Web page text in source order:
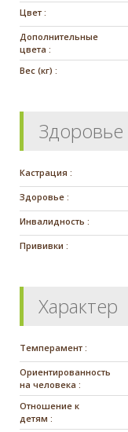
Цвет :
Дополнительные
цвета :
Вес (кг) :
Здоровье
Кастрация :
Здоровье :
Инвалидность :
Прививки :
Характер
Темперамент :
Ориентированность
на человека :
Отношение к
детям :